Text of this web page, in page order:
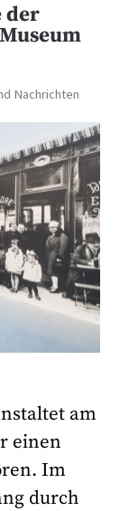
der
Nachrichten
am
einen
Im
durch